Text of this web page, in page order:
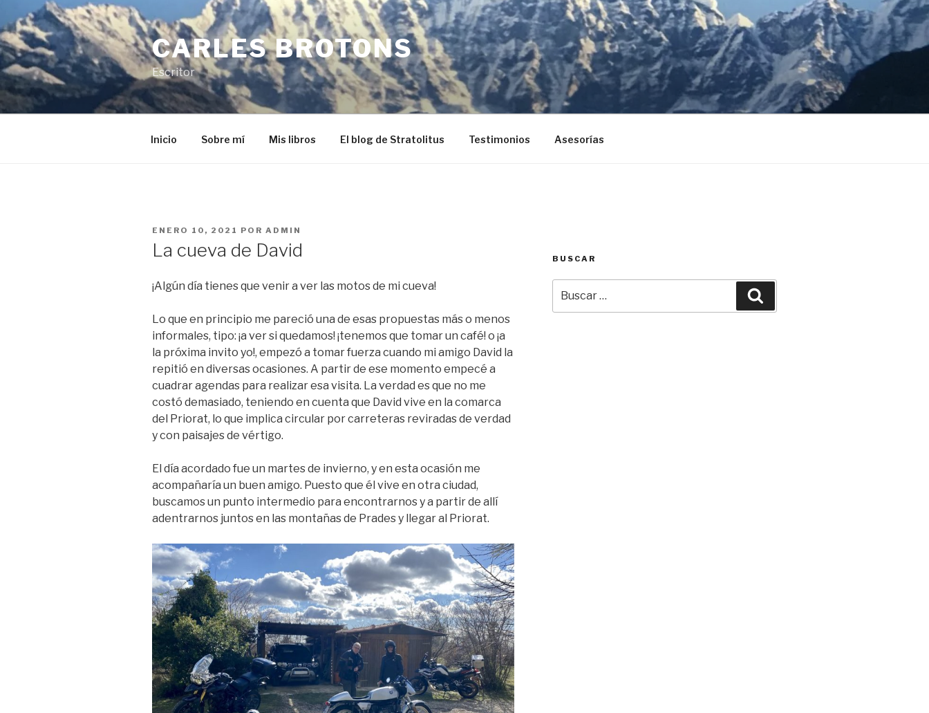
al
contenido
CARLES BROTONS
Escritor
Inicio Sobre mí Mis libros El blog de Stratolitus Testimonios Asesorías
PUBLICADO
EL
ENERO 10, 2021 POR ADMIN
La cueva de David
¡Algún día tienes que venir a ver las motos de mi cueva!
Lo que en principio me pareció una de esas propuestas más o menos
informales, tipo: ¡a ver si quedamos! ¡tenemos que tomar un café! o ¡a
la próxima invito yo!, empezó a tomar fuerza cuando mi amigo David la
repitió en diversas ocasiones. A partir de ese momento empecé a
cuadrar agendas para realizar esa visita. La verdad es que no me
costó demasiado, teniendo en cuenta que David vive en la comarca
del Priorat, lo que implica circular por carreteras reviradas de verdad
y con paisajes de vértigo.
El día acordado fue un martes de invierno, y en esta ocasión me
acompañaría un buen amigo. Puesto que él vive en otra ciudad,
buscamos un punto intermedio para encontrarnos y a partir de allí
adentrarnos juntos en las montañas de Prades y llegar al Priorat.
BUSCAR
por: